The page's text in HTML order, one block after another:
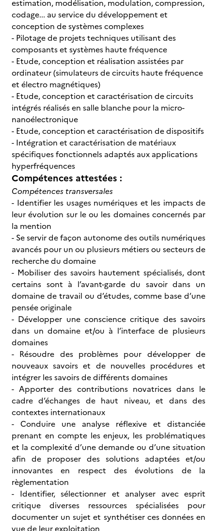
estimation, modélisation, modulation, compression,
codage... au service du développement et
conception de systèmes complexes
- Pilotage de projets techniques utilisant des
composants et systèmes haute fréquence
- Etude, conception et réalisation assistées par
ordinateur (simulateurs de circuits haute fréquence
et électro magnétiques)
- Etude, conception et caractérisation de circuits
intégrés réalisés en salle blanche pour la micro-
nanoélectronique
- Etude, conception et caractérisation de dispositifs
- Intégration et caractérisation de matériaux
spécifiques fonctionnels adaptés aux applications
hyperfréquences
Compétences attestées :
Compétences transversales
- Identifier les usages numériques et les impacts de
leur évolution sur le ou les domaines concernés par
la mention
- Se servir de façon autonome des outils numériques
avancés pour un ou plusieurs métiers ou secteurs de
recherche du domaine
- Mobiliser des savoirs hautement spécialisés, dont
certains sont à l’avant-garde du savoir dans un
domaine de travail ou d’études, comme base d’une
pensée originale
- Développer une conscience critique des savoirs
dans un domaine et/ou à l’interface de plusieurs
domaines
- Résoudre des problèmes pour développer de
nouveaux savoirs et de nouvelles procédures et
intégrer les savoirs de différents domaines
- Apporter des contributions novatrices dans le
cadre d’échanges de haut niveau, et dans des
contextes internationaux
- Conduire une analyse réflexive et distanciée
prenant en compte les enjeux, les problématiques
et la complexité d’une demande ou d’une situation
afin de proposer des solutions adaptées et/ou
innovantes en respect des évolutions de la
règlementation
- Identifier, sélectionner et analyser avec esprit
critique diverses ressources spécialisées pour
documenter un sujet et synthétiser ces données en
vue de leur exploitation